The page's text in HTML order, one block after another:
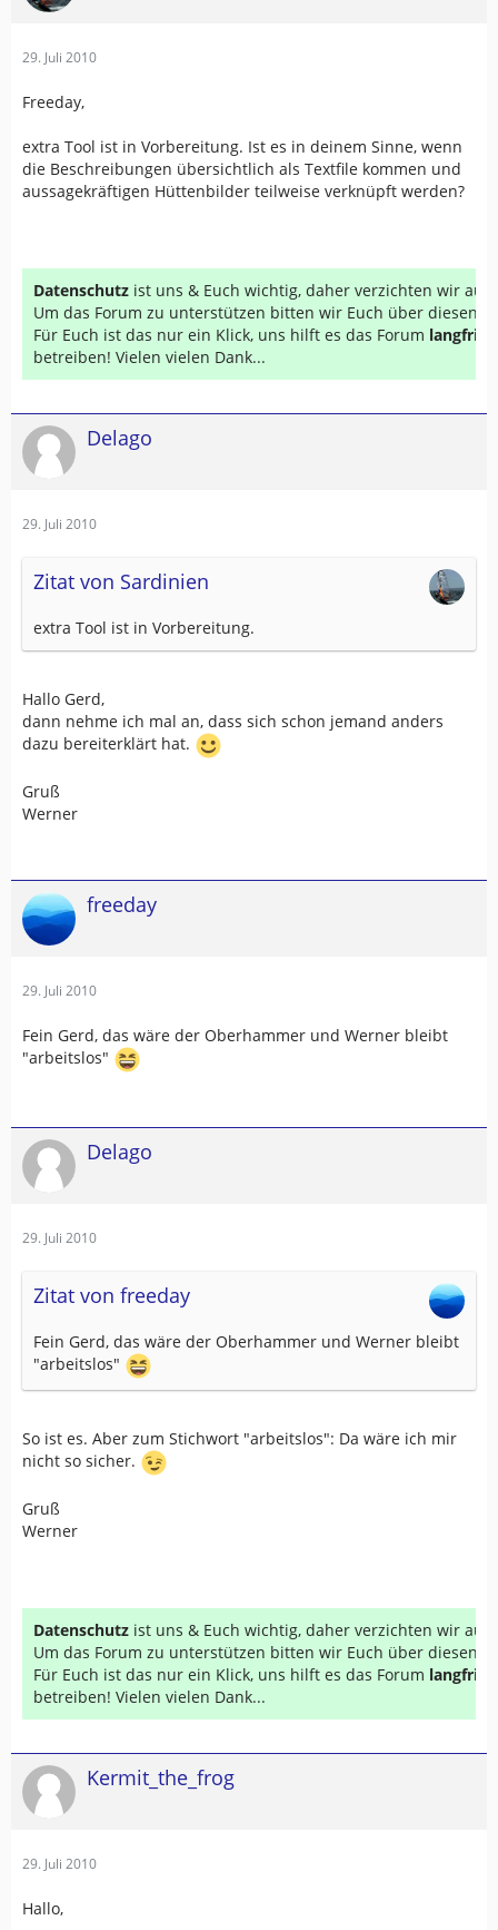
29. Juli 2010
Freeday,
extra Tool ist in Vorbereitung. Ist es in deinem Sinne, wenn
die Beschreibungen übersichtlich als Textfile kommen und
aussagekräftigen Hüttenbilder teilweise verknüpft werden?
Datenschutz ist uns & Euch wichtig, daher verzichten wir auf
Um das Forum zu unterstützen bitten wir Euch über diesen
Für Euch ist das nur ein Klick, uns hilft es das Forum
betreiben! Vielen vielen Dank...
Delago
29. Juli 2010
Zitat von Sardinien
extra Tool ist in Vorbereitung.
Hallo Gerd,
dann nehme ich mal an, dass sich schon jemand anders
dazu bereiterklärt hat.
Gruß
Werner
freeday
29. Juli 2010
Fein Gerd, das wäre der Oberhammer und Werner bleibt
"arbeitslos"
Delago
29. Juli 2010
Zitat von freeday
Fein Gerd, das wäre der Oberhammer und Werner bleibt
"arbeitslos"
So ist es. Aber zum Stichwort "arbeitslos": Da wäre ich mir
nicht so sicher.
Gruß
Werner
Datenschutz ist uns & Euch wichtig, daher verzichten wir auf
Um das Forum zu unterstützen bitten wir Euch über diesen
Für Euch ist das nur ein Klick, uns hilft es das Forum
betreiben! Vielen vielen Dank...
Kermit_the_frog
29. Juli 2010
Hallo,